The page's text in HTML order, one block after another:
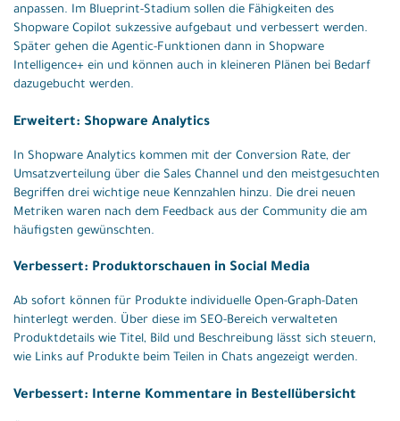
anpassen. Im Blueprint-Stadium sollen die Fähigkeiten des
Shopware Copilot sukzessive aufgebaut und verbessert werden.
Später gehen die Agentic-Funktionen dann in Shopware
Intelligence+ ein und können auch in kleineren Plänen bei Bedarf
dazugebucht werden.
Erweitert: Shopware Analytics
In Shopware Analytics kommen mit der Conversion Rate, der
Umsatzverteilung über die Sales Channel und den meistgesuchten
Begriffen drei wichtige neue Kennzahlen hinzu. Die drei neuen
Metriken waren nach dem Feedback aus der Community die am
häufigsten gewünschten.
Verbessert: Produktorschauen in Social Media
Ab sofort können für Produkte individuelle Open-Graph-Daten
hinterlegt werden. Über diese im SEO-Bereich verwalteten
Produktdetails wie Titel, Bild und Beschreibung lässt sich steuern,
wie Links auf Produkte beim Teilen in Chats angezeigt werden.
Verbessert: Interne Kommentare in Bestellübersicht